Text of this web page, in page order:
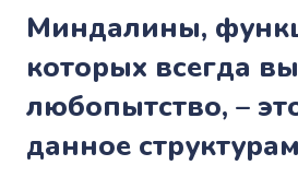
Миндалины,
которых всегда
любопытство, –
данное